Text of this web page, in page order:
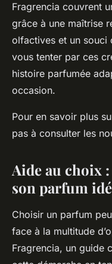
Fragrencia couvrent
grâce à une maîtrise
olfactives et un souci
vous tenter par ces
histoire parfumée
occasion.
Pour en savoir plus
pas à consulter les
Aide au choix
son parfum
Choisir un parfum
face à la multitude
Fragrencia, un guide